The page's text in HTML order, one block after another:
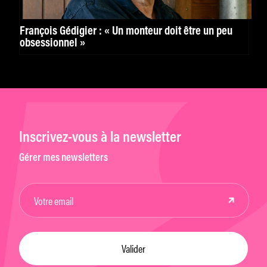
François Gédigier : « Un monteur doit être un peu
obsessionnel »
Inscrivez-vous à la newsletter
Gérer mes newsletters